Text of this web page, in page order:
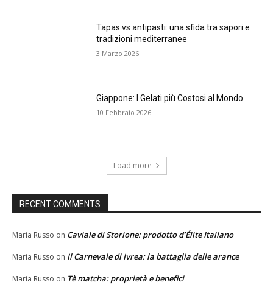
Tapas vs antipasti: una sfida tra sapori e
tradizioni mediterranee
3 Marzo 2026
Giappone: I Gelati più Costosi al Mondo
10 Febbraio 2026
Load more
RECENT COMMENTS
Maria Russo on Caviale di Storione: prodotto d’Élite Italiano
Maria Russo on Il Carnevale di Ivrea: la battaglia delle arance
Maria Russo on Tè matcha: proprietà e benefici